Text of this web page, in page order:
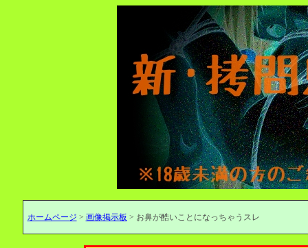
ホームページ > 画像掲示板 > お鼻が酷いことになっちゃうスレ